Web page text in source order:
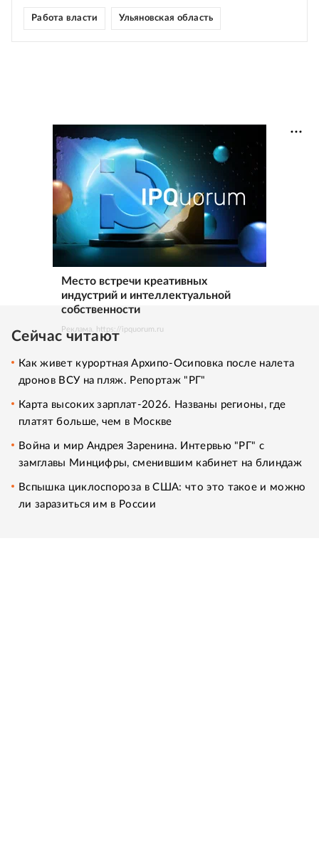
Работа власти Ульяновская область
Место встречи креативных
индустрий и интеллектуальной
собственности
Реклама. https://ipquorum.ru
Сейчас читают
Как живет курортная Архипо-Осиповка после налета
дронов ВСУ на пляж. Репортаж "РГ"
Карта высоких зарплат-2026. Названы регионы, где
платят больше, чем в Москве
Война и мир Андрея Заренина. Интервью "РГ" с
замглавы Минцифры, сменившим кабинет на блиндаж
Вспышка циклоспороза в США: что это такое и можно
ли заразиться им в России